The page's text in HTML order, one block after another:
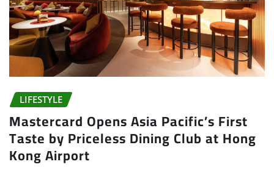
LIFESTYLE
Mastercard Opens Asia Pacific’s First
Taste by Priceless Dining Club at Hong
Kong Airport